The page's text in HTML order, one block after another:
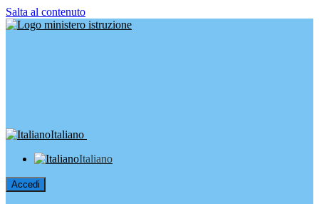
Salta al contenuto
Italiano
Italiano
Accedi